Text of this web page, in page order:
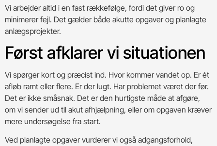
Vi arbejder altid i en fast rækkefølge, fordi det giver ro og
minimerer fejl. Det gælder både akutte opgaver og planlagte
anlægsprojekter.
Først afklarer vi situationen
Vi spørger kort og præcist ind. Hvor kommer vandet op. Er ét
afløb ramt eller flere. Er der lugt. Har problemet været der før.
Det er ikke småsnak. Det er den hurtigste måde at afgøre,
om vi sender ud til akut afhjælpning, eller om opgaven kræver
mere undersøgelse fra start.
Ved planlagte opgaver vurderer vi også adgangsforhold,